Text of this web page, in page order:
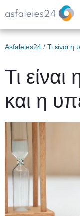
Asfaleies24 / Τι είναι
Τι
και η